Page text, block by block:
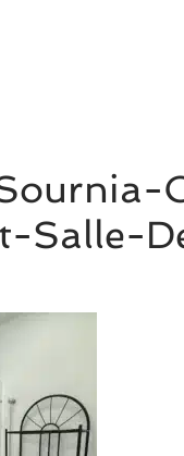
Salle-